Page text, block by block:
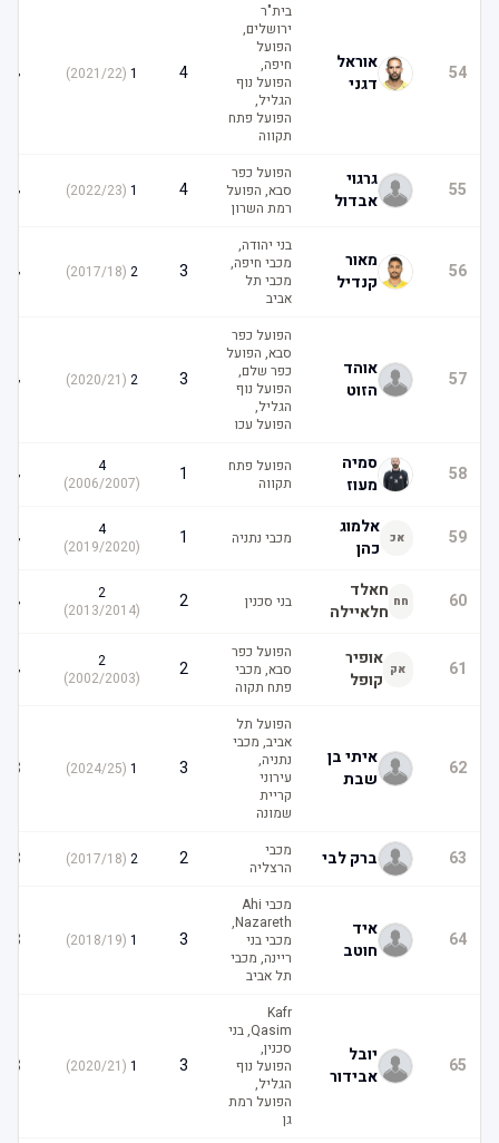
54
אוראל
דגני
בית"ר
ירושלים,
הפועל
חיפה,
הפועל נוף
הגליל,
הפועל פתח
תקווה
2021/22
)
55
גרגוי
אבדול
הפועל כפר
סבא, הפועל
רמת השרון
2022/23
)
56
מאור
קנדיל
בני יהודה,
מכבי חיפה,
מכבי תל
אביב
(
2017/18
)
57
אוהד
הזוט
הפועל כפר
סבא, הפועל
כפר שלם,
הפועל נוף
הגליל,
הפועל עכו
(
2020/21
)
58
סמיה
מעוז
הפועל פתח
תקווה
2006/2007
)
59 אכ
אלמוג
כהן
מכבי נתניה 2019/2020
)
60 חח
חאלד
חלאיילה
בני סכנין 2013/2014
)
61 אק
אופיר
קופל
הפועל כפר
סבא, מכבי
פתח תקוה
2002/2003
)
62
איתי בן
שבת
הפועל תל
אביב, מכבי
נתניה,
עירוני
קריית
שמונה
2024/25
)
63 ברק לבי
מכבי
הרצליה
(
2017/18
)
64
איד
חוטב
מכבי Ahi
Nazareth,
מכבי בני
ריינה, מכבי
תל אביב
2018/19
)
65
יובל
אבידור
Kafr
Qasim, בני
סכנין,
הפועל נוף
הגליל,
הפועל רמת
2020/21
)